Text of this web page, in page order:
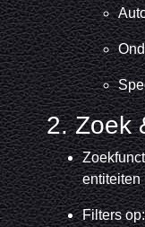
2. Zoek
entiteiten
Filters op: